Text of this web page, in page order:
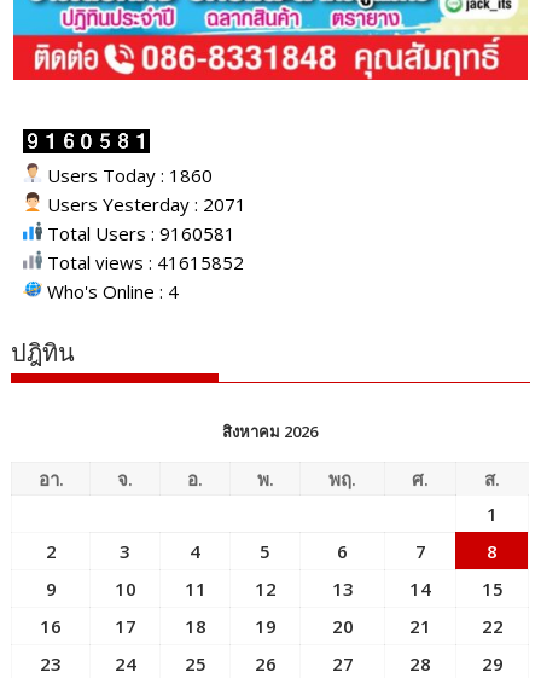
Users Today : 1860
Users Yesterday : 2071
Total Users : 9160581
Total views : 41615852
Who's Online : 4
ปฎิทิน
สิงหาคม 2026
อา. จ. อ. พ. พฤ. ศ.
ส.
1
2
3 4 5 6 7
8
9
10 11 12 13 14
15
16
17 18 19 20 21
22
23
24 25 26 27 28
29